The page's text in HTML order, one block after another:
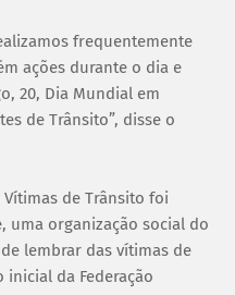
frequentemente
ações durante o dia e
20, Dia Mundial em
de Trânsito”, disse o
de Trânsito foi
uma organização social do
lembrar das vítimas de
da Federação